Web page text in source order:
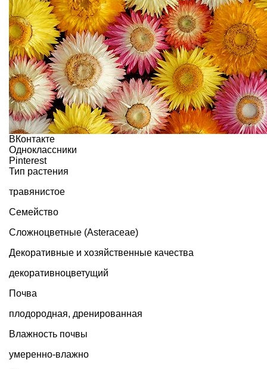
ВКонтакте
Одноклассники
Pinterest
Тип растения
травянистое
Семейство
Сложноцветные (Asteraceae)
Декоративные и хозяйственные качества
декоративноцветущий
Почва
плодородная, дренированная
Влажность почвы
умеренно-влажно